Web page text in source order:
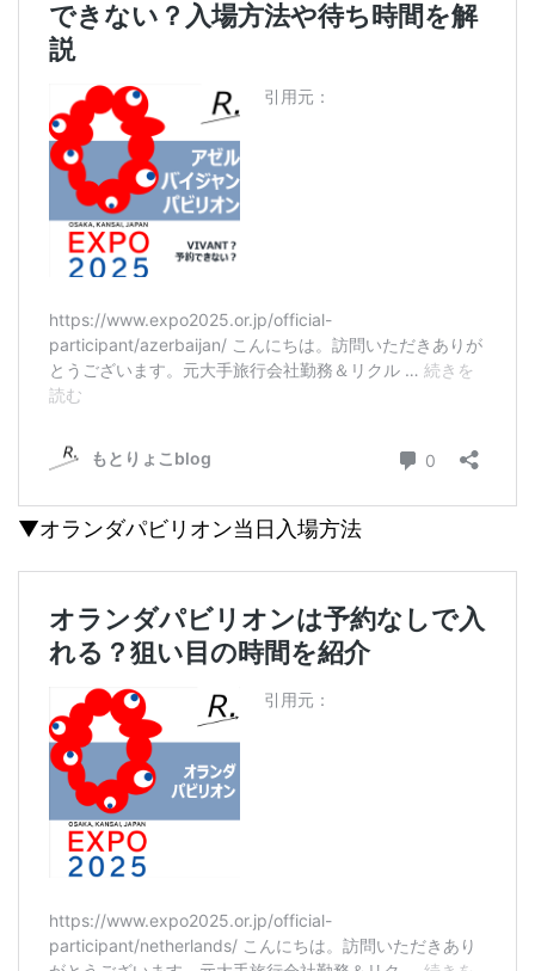
▼オランダパビリオン当日入場方法